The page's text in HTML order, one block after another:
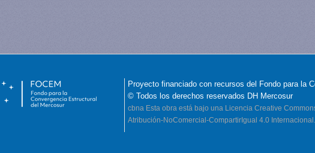
Proyecto financiado con recursos del Fondo para la
© Todos los derechos reservados DH Mercosur
cbna Esta obra está bajo una Licencia Creative
Atribución-NoComercial-CompartirIgual 4.0 Internacional.